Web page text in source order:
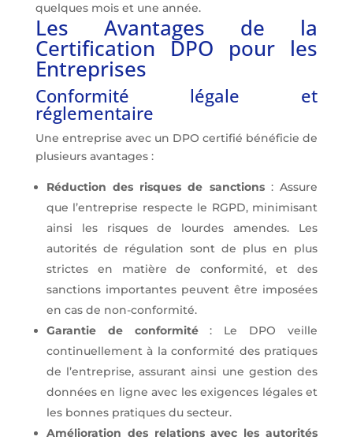
quelques mois et une année.
Les Avantages de la
Certification DPO pour les
Entreprises
Conformité légale et
réglementaire
Une entreprise avec un DPO certifié bénéficie de
plusieurs avantages :
Réduction des risques de sanctions: Assure
que l’entreprise respecte le RGPD, minimisant
ainsi les risques de lourdes amendes. Les
autorités de régulation sont de plus en plus
strictes en matière de conformité, et des
sanctions importantes peuvent être imposées
en cas de non-conformité.
Garantie de conformité: Le DPO veille
continuellement à la conformité des pratiques
de l’entreprise, assurant ainsi une gestion des
données en ligne avec les exigences légales et
les bonnes pratiques du secteur.
Amélioration des relations avec les autorités